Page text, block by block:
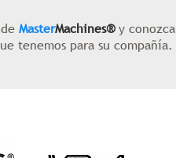
MasterMachines®y conozca
tenemos para su compañía.